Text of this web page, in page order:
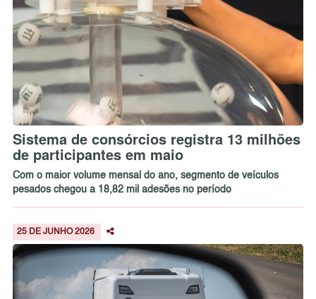
Sistema de consórcios registra 13 milhões
de participantes em maio
Com o maior volume mensal do ano, segmento de veículos
pesados chegou a 18,82 mil adesões no período
25 DE JUNHO 2026